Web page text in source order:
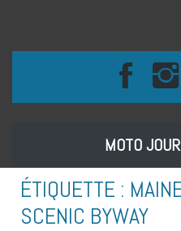
MOTO
ÉTIQUETTE :
SCENIC BYWAY